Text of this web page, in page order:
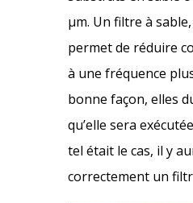
μm. Un filtre à
permet de réduire
à une fréquence
bonne façon, elles
qu’elle sera
tel était le cas, il y
correctement un